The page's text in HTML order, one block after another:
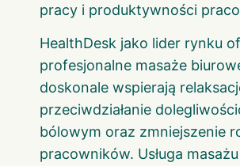
pracy i produktywności
HealthDesk jako lider rynku
profesjonalne masaże
doskonale wspierają
przeciwdziałanie
bólowym oraz zmniejszenie
pracowników. Usługa